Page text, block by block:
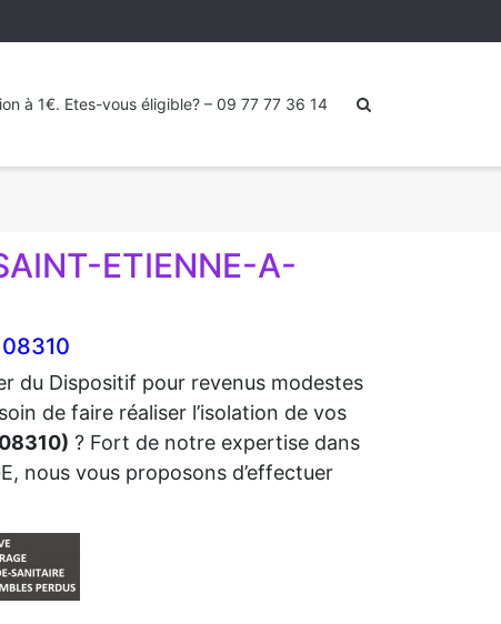
à 1€. Etes-vous éligible? – 09 77 77 36 14
ETIENNE-A-
08310
du Dispositif pour revenus modestes
de faire réaliser l’isolation de vos
? Fort de notre expertise dans
nous vous proposons d’effectuer